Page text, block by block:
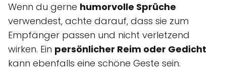
Wenn du gerne humorvolle Sprüche
verwendest, achte darauf, dass sie zum
Empfänger passen und nicht verletzend
wirken. Ein persönlicher Reim oder Gedicht
kann ebenfalls eine schöne Geste sein.